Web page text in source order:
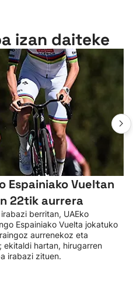
izan daiteke
Espainiako Vueltan
22tik aurrera
berritan, UAEko
Espainiako Vuelta jokatuko
aurrenekoz eta
ekitaldi hartan, hirugarren
irabazi zituen.